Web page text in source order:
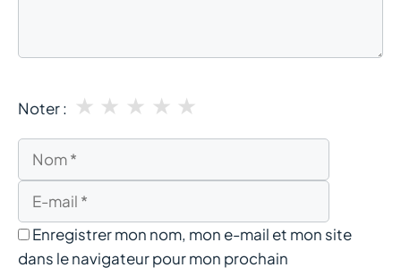
Noter : ★
★
★
★
★
Nom
mail
Enregistrer mon nom, mon e-mail et mon site
dans le navigateur pour mon prochain